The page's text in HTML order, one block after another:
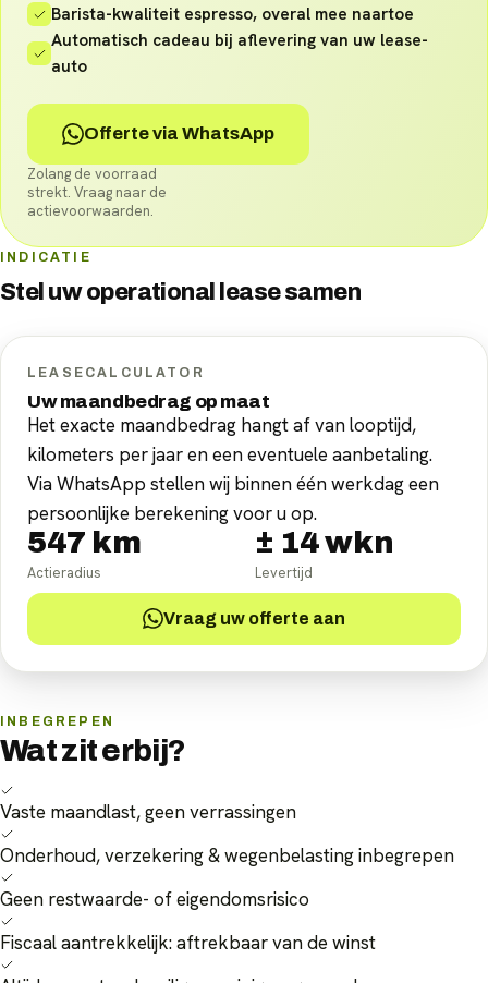
Barista-kwaliteit espresso, overal mee naartoe
Automatisch cadeau bij aflevering van uw lease-
auto
Offerte via WhatsApp
Zolang de voorraad
strekt. Vraag naar de
actievoorwaarden.
INDICATIE
Stel uwoperational leasesamen
LEASECALCULATOR
Uw maandbedrag op maat
Het exacte maandbedrag hangt af van looptijd,
kilometers per jaar en een eventuele aanbetaling.
Via WhatsApp stellen wij binnen één werkdag een
persoonlijke berekening voor u op.
547 km
Actieradius
± 14wkn
Levertijd
Vraag uw offerte aan
INBEGREPEN
Wat zit erbij?
Vaste maandlast, geen verrassingen
Onderhoud, verzekering & wegenbelasting inbegrepen
Geen restwaarde- of eigendomsrisico
Fiscaal aantrekkelijk: aftrekbaar van de winst